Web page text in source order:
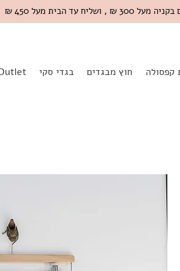
עד הבית מעל 450 ₪
קפסולה חוץ מבגדים בגדי סקי